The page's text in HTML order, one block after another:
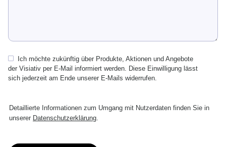
Ich möchte zukünftig über Produkte, Aktionen und Angebote
der Visiativ per E-Mail informiert werden. Diese Einwilligung lässt
sich jederzeit am Ende unserer E-Mails widerrufen.
Detaillierte Informationen zum Umgang mit Nutzerdaten finden Sie in
unserer Datenschutzerklärung.